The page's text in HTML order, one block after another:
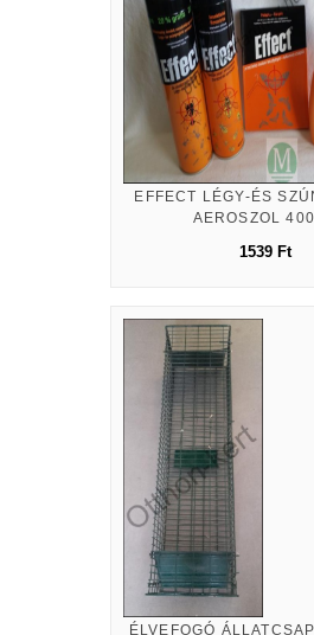
EFFECT LÉGY-ÉS
AEROSZOL
1539 Ft
ÉLVEFOGÓ